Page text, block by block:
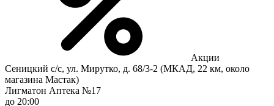
Акции
Сеницкий с/с, ул. Мирутко, д. 68/3-2 (МКАД, 22 км, около
магазина Мастак)
Лигматон Аптека №17
до 20:00